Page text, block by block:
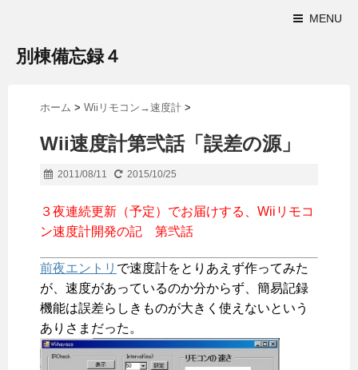
MENU
別棟備忘録４
ホーム > Wiiリモコン→速度計 >
Wii速度計第弐話「誤差の源」
2011/08/11 2015/10/25
３夜連続更新（予定）でお届けする、Wiiリモコ
ン速度計開発の記 第弐話
前夜エントリ で速度計をとりあえず作ってみた
が、速度があっているのか分からず、簡易記録
機能は誤差らしきものが大きく使えないという
ありさまだった。